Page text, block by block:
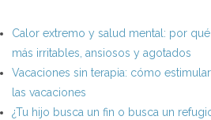
Calor extremo y salud mental: por
más irritables, ansiosos y agotados
Vacaciones sin terapia: cómo
las vacaciones
¿Tu hijo busca un fin o busca un